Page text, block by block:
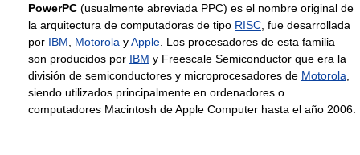
PowerPC (usualmente abreviada PPC) es el nombre original de
la arquitectura de computadoras de tipo RISC , fue desarrollada
por IBM Motorola yApple . Los procesadores de esta familia
son producidos por IBM y Freescale Semiconductor que era la
división de semiconductores y microprocesadores de Motorola
siendo utilizados principalmente en ordenadores o
computadores Macintosh de Apple Computer hasta el año 2006.